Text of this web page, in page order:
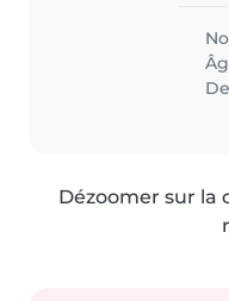
Dézoomer sur la